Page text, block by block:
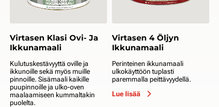
Virtasen Klasi Ovi- Ja
Ikkunamaali
Kulutuskestävyyttä oville ja
ikkunoille sekä myös muille
pinnoille. Sisämaali kaikille
puupinnoille ja ulko-oven
maalaamiseen kummaltakin
puolelta.
Virtasen 4 Öljyn
Ikkunamaali
Perinteinen ikkunamaali
ulkokäyttöön tuplasti
paremmalla peittävyydellä.
Lue lisää